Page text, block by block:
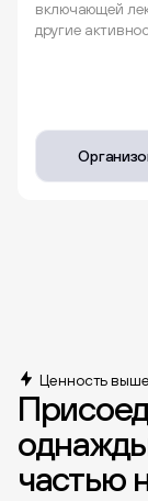
включающей
другие
Ценность
частью